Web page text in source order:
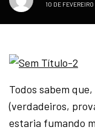
10 DE
Todos sabem
(verdadeiros,
estaria fumando